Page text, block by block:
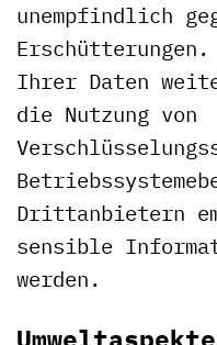
unempfindlich
Ihrer Daten
die Nutzung von
Drittanbietern
sensible
werden.